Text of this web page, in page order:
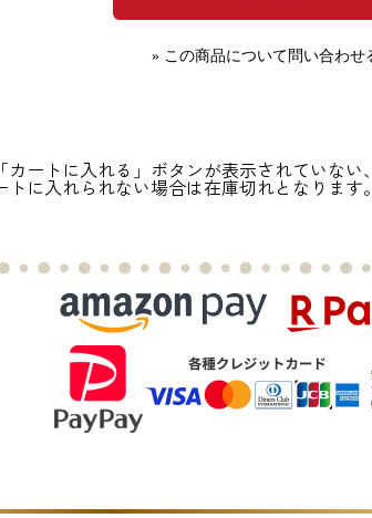
» この商品について問い合わせ
ートに入れる」ボタンが表示されていない
トに入れられない場合は在庫切れとなります